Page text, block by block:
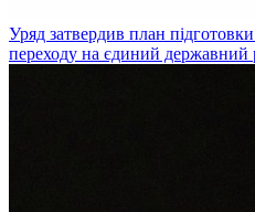
Уряд затвердив план
переходу на єдиний державний